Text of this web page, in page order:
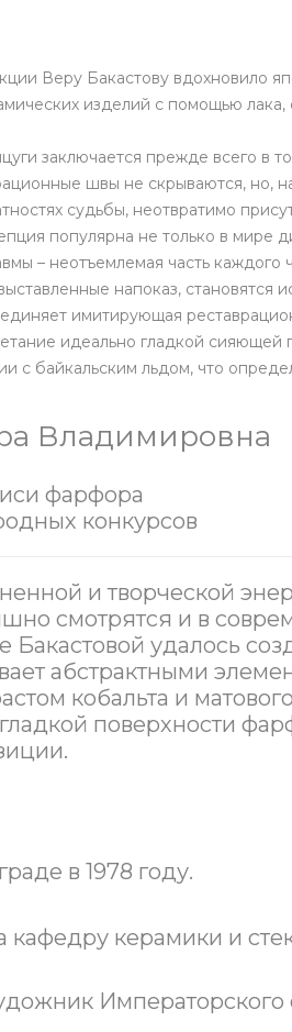
Веру Бакастову вдохновило
изделий с помощью
заключается прежде всего в
швы не скрываются, но,
судьбы, неотвратимо
популярна не только в мире
– неотъемлемая часть
напоказ, становятся
имитирующая
идеально гладкой
с байкальским льдом, что
Владимировна
фарфора
конкурсов
и творческой
смотрятся и в
Бакастовой удалось
абстрактными
кобальта и
поверхности
в 1978 году.
кафедру керамики и
Императорского